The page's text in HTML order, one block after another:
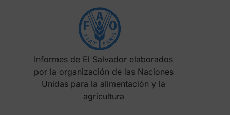
Informes de El Salvador elaborados
por la organización de las Naciones
Unidas para la alimentación y la
agricultura